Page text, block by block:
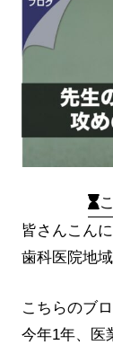
皆さんこんに
歯科医院地
こちらのブ
今年1年、医